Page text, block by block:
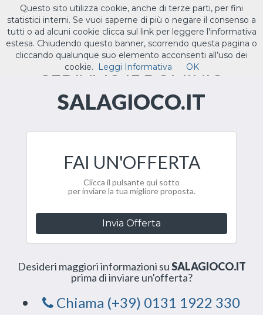
Toggle
ILTUO.IT
CEDIAMO IL DOMINIO
SALAGIOCO.IT
FAI UN'OFFERTA
Clicca il pulsante qui sotto
per inviare la tua migliore proposta.
Invia Offerta
Desideri maggiori informazioni suSALAGIOCO.IT
prima di inviare un'offerta?
Chiama (+39) 0131 1922 330
Questo sito utilizza cookie, anche di terze parti, per fini
statistici interni. Se vuoi saperne di più o negare il consenso a
tutti o ad alcuni cookie clicca sul link per leggere l'informativa
estesa. Chiudendo questo banner, scorrendo questa pagina o
cliccando qualunque suo elemento acconsenti all’uso dei
cookie.
Leggi Informativa OK